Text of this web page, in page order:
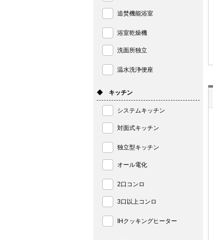
追焚機能浴室
浴室乾燥機
洗面所独立
温水洗浄便座
◆ キッチン
システムキッチン
対面式キッチン
独立型キッチン
オール電化
2口コンロ
3口以上コンロ
IHクッキングヒーター